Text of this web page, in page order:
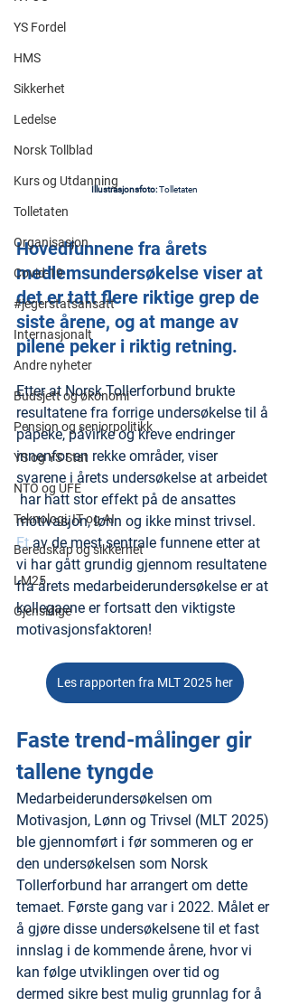
YS Fordel
HMS
Sikkerhet
Ledelse
Norsk Tollblad
Kurs og Utdanning
Tolletaten
Organisasjon
Covid-19
#jegerstatsansatt
Internasjonalt
Andre nyheter
Budsjett og økonomi
Pensjon og seniorpolitikk
YS og YS Stat
NTO og UFE
Teknologi, IT og AI
Beredskap og sikkerhet
LM25
Gjensidige
Illustrasjonsfoto: Tolletaten
Hovedfunnene fra årets
medlemsundersøkelse viser at
det er tatt flere riktige grep de
siste årene, og at mange av
pilene peker i riktig retning.
Etter at Norsk Tollerforbund brukte
resultatene fra forrige undersøkelse til å
påpeke, påvirke og kreve endringer
innenfor en rekke områder, viser
svarene i årets undersøkelse at arbeidet
har hatt stor effekt på de ansattes
motivasjon, lønn og ikke minst trivsel.
Et av de mest sentrale funnene etter at
vi har gått grundig gjennom resultatene
fra årets medarbeiderundersøkelse er at
kollegaene er fortsatt den viktigste
motivasjonsfaktoren!
Les rapporten fra MLT 2025 her
Faste trend-målinger gir
tallene tyngde
Medarbeiderundersøkelsen om
Motivasjon, Lønn og Trivsel (MLT 2025)
ble gjennomført i før sommeren og er
den undersøkelsen som Norsk
Tollerforbund har arrangert om dette
temaet. Første gang var i 2022. Målet er
å gjøre disse undersøkelsene til et fast
innslag i de kommende årene, hvor vi
kan følge utviklingen over tid og
dermed sikre best mulig grunnlag for å